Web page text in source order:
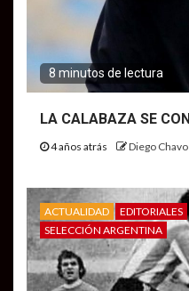
8 minutos de lectura
LA CALABAZA SE
4 años atrás Diego
ACTUALIDAD EDITORIALES
SELECCIÓN ARGENTINA